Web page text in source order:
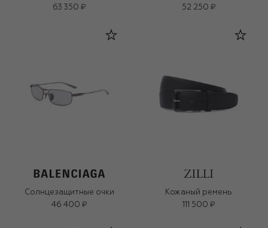
63 350 ₽
52 250 ₽
Солнцезащитные очки
46 400 ₽
Кожаный ремень
111 500 ₽